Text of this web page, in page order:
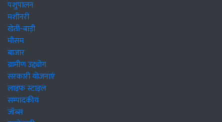
पशुपालन
मशीनरी
खेती-बाड़ी
मौसम
बाजार
ग्रामीण उद्द्योग
सरकारी योजनाएं
लाइफ स्टाइल
सम्पादकीय
जॉब्स